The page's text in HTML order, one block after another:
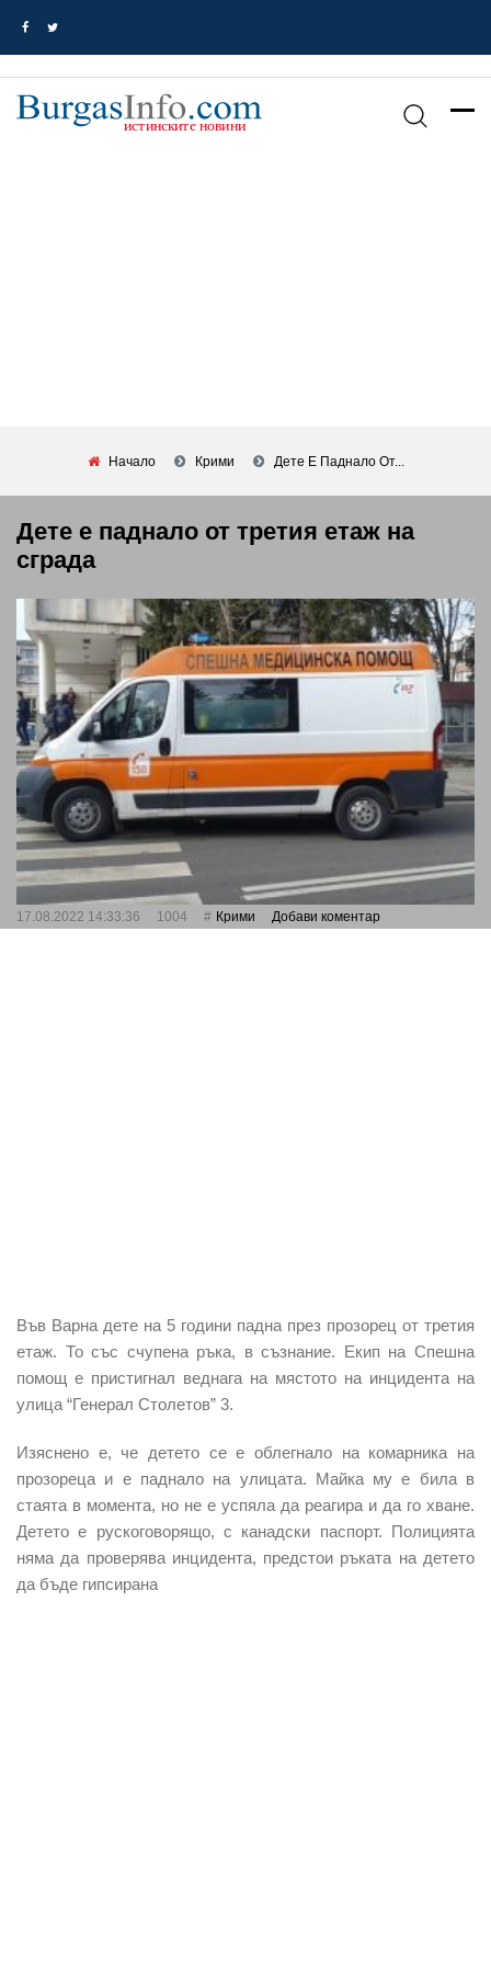
Начало Крими Дете Е Паднало От...
Дете е паднало от третия етаж на
сграда
17.08.2022 14:33:36 1004 Крими Добави коментар
Във Варна дете на 5 години падна през прозорец от третия
етаж. То със счупена ръка, в съзнание. Екип на Спешна
помощ е пристигнал веднага на мястото на инцидента на
улица “Генерал Столетов” 3.
Изяснено е, че детето се е облегнало на комарника на
прозореца и е паднало на улицата. Майка му е била в
стаята в момента, но не е успяла да реагира и да го хване.
Детето е рускоговорящо, с канадски паспорт. Полицията
няма да проверява инцидента, предстои ръката на детето
да бъде гипсирана